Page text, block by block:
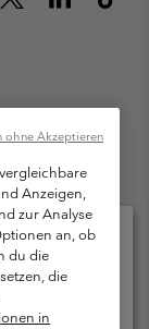
1, 5101
Garantie
Anzeigen,
zur Analyse
an, ob
du die
die
in
ohne Akzeptieren
Sprache